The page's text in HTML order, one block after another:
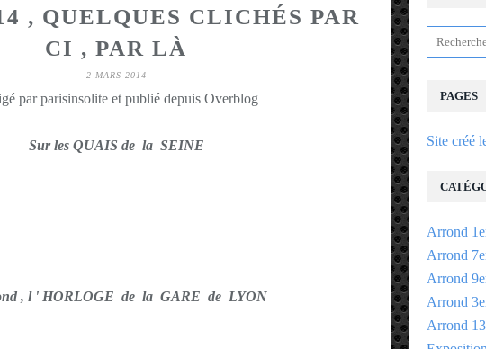
, QUELQUES CLICHÉS PAR
CI , PAR LÀ
2 MARS 2014
par parisinsolite et publié depuis Overblog
Sur les QUAIS de la SEINE
, l ' HORLOGE de la GARE de LYON
PAGES
Site créé
Arrond
Arrond
Arrond
Arrond
Arrond